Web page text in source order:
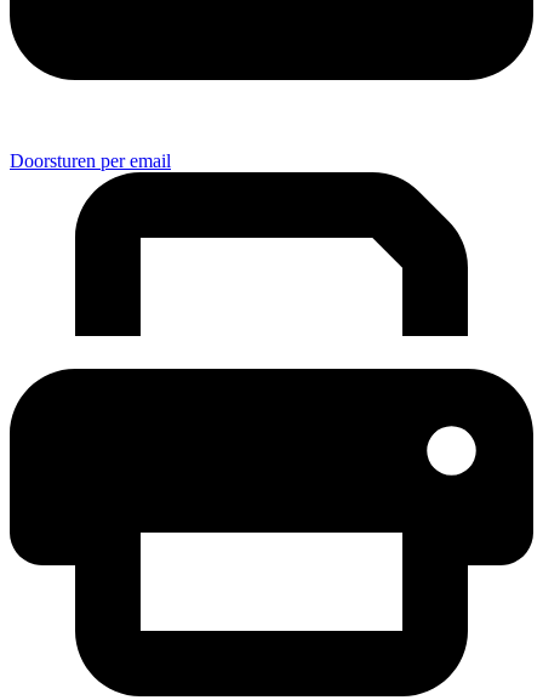
Doorsturen per email